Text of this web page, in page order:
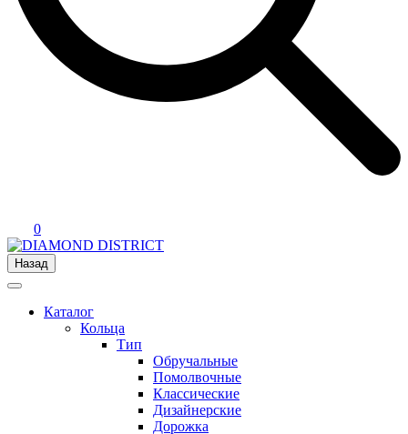
0
Назад
Каталог
Кольца
Тип
Обручальные
Помолвочные
Классические
Дизайнерские
Дорожка